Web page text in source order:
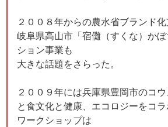
２００８年からの農水省ブランド
岐阜県高山市「宿儺（すくな）か
ション事業も
大きな話題をさらった。
２００９年には兵庫県豊岡市のコ
と食文化と健康、エコロジーをコ
ワークショップは